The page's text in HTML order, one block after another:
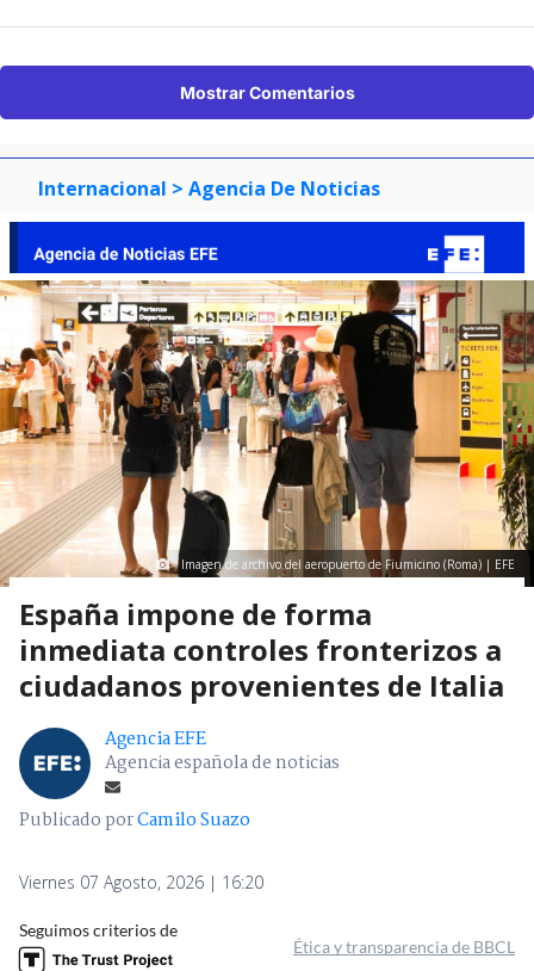
Mostrar Comentarios
Internacional > Agencia De Noticias
Imagen de archivo del aeropuerto de Fiumicino (Roma) | EFE
España impone de forma
inmediata controles fronterizos a
ciudadanos provenientes de Italia
Agencia EFE
Agencia española de noticias
Publicado porCamilo Suazo
Viernes 07 Agosto, 2026 | 16:20
Seguimos criterios de
Ética y transparencia de BBCL